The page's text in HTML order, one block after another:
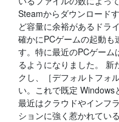
Steamからダウンロード
ど容量に余裕があるドラ
確かにPCゲームの起動
す。特に最近のPCゲー
るようになりました。 新
クし、［デフォルトフォ
い。これで既定 Windows
最近はクラウドやインフ
ションに強く惹かれてい